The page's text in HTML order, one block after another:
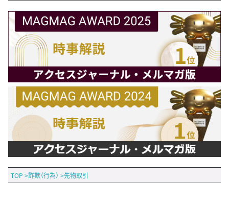
TOP >詐欺（行為） >先物取引